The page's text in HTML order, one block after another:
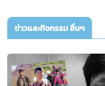
ข่าวและกิจกรรม อื่นๆ